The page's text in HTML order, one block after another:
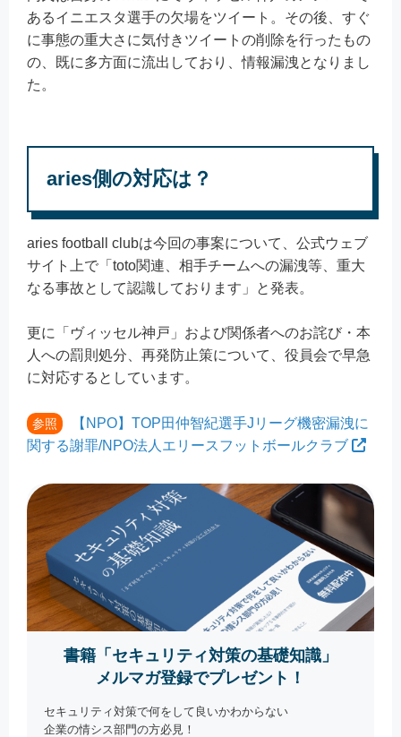
あるイニエスタ選手の欠場をツイート。その後、すぐ
に事態の重大さに気付きツイートの削除を行ったもの
の、既に多方面に流出しており、情報漏洩となりまし
た。
aries側の対応は？
aries football clubは今回の事案について、公式ウェブ
サイト上で「toto関連、相手チームへの漏洩等、重大
なる事故として認識しております」と発表。
更に「ヴィッセル神戸」および関係者へのお詫び・本
人への罰則処分、再発防止策について、役員会で早急
に対応するとしています。
参照
【NPO】TOP田仲智紀選手Jリーグ機密​漏洩に
関する謝罪/NPO法人エリースフットボールクラブ
書籍「セキュリティ対策の基礎知識」
メルマガ登録でプレゼント！
セキュリティ対策で何をして良いかわからない
企業の情シス部門の方必見！